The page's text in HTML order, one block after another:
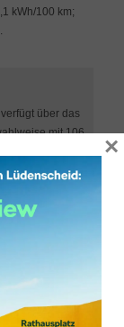
kWh/100 km;
über das
mit 106
In
als auch
48
×